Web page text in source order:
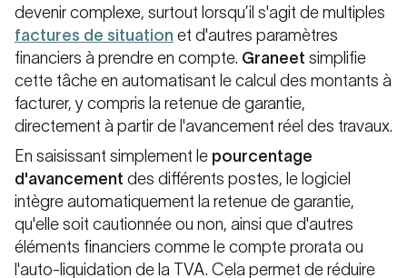
devenir complexe, surtout lorsqu’il s'agit de multiples
factures de situation et d'autres paramètres
financiers à prendre en compte. Graneet simplifie
cette tâche en automatisant le calcul des montants à
facturer, y compris la retenue de garantie,
directement à partir de l'avancement réel des travaux.
En saisissant simplement le pourcentage
d'avancement des différents postes, le logiciel
intègre automatiquement la retenue de garantie,
qu'elle soit cautionnée ou non, ainsi que d'autres
éléments financiers comme le compte prorata ou
l'auto-liquidation de la TVA. Cela permet de réduire